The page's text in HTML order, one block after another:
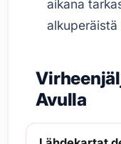
aikana
Avulla